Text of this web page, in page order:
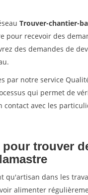
Trouver-chantier-
pour recevoir des
des demandes de
par notre service
qui permet de
contact avec les
trouver
qu'artisan dans les
alimenter